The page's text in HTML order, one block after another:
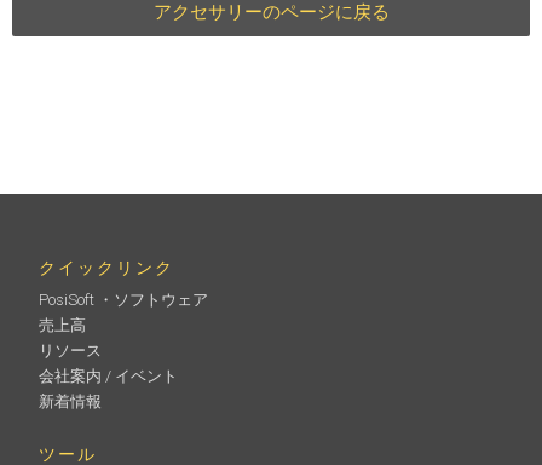
アクセサリーのページに戻る
クイックリンク
PosiSoft ・ソフトウェア
売上高
リソース
会社案内 / イベント
新着情報
ツール